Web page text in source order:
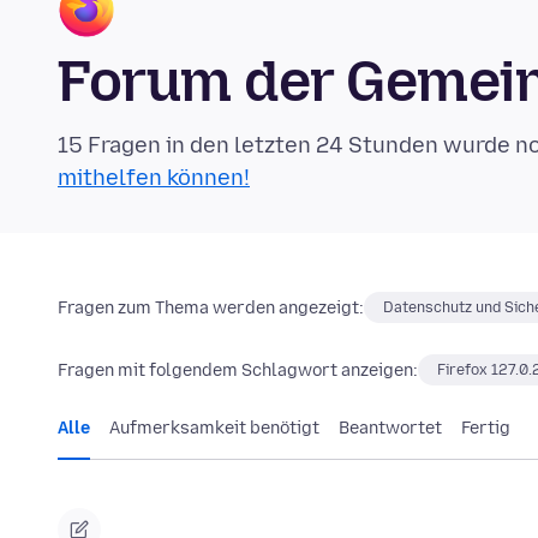
Forum der
15 Fragen in den letzten 24 Stunden wurde
mithelfen können!
Fragen zum Thema werden angezeigt: Datenschutz und
Fragen mit folgendem Schlagwort anzeigen: Firefox
Alle Aufmerksamkeit benötigt Beantwortet Fertig